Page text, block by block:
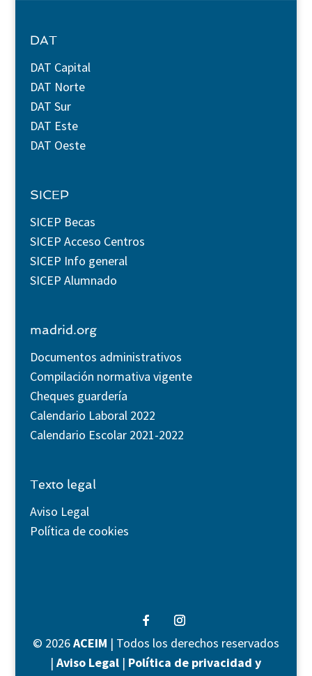
DAT
DAT Capital
DAT Norte
DAT Sur
DAT Este
DAT Oeste
SICEP
SICEP Becas
SICEP Acceso Centros
SICEP Info general
SICEP Alumnado
madrid.org
Documentos administrativos
Compilación normativa vigente
Cheques guardería
Calendario Laboral 2022
Calendario Escolar 2021-2022
Texto legal
Aviso Legal
Política de cookies
© 2026ACEIM | Todos los derechos reservados
|Aviso Legal | Política de privacidad y